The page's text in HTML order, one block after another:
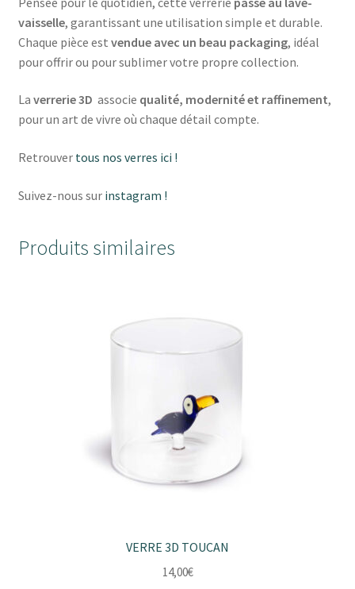
vaisselle, garantissant une utilisation simple et durable.
Chaque pièce est vendue avec un beau packaging, idéal
pour offrir ou pour sublimer votre propre collection.
La verrerie 3D associe qualité, modernité et raffinement,
pour un art de vivre où chaque détail compte.
Retrouvertous nos verres ici !
Suivez-nous surinstagram !
Produits similaires
VERRE 3D TOUCAN
14,00€